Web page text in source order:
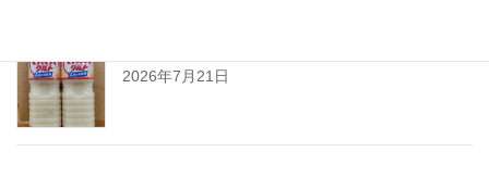
2026年7月21日